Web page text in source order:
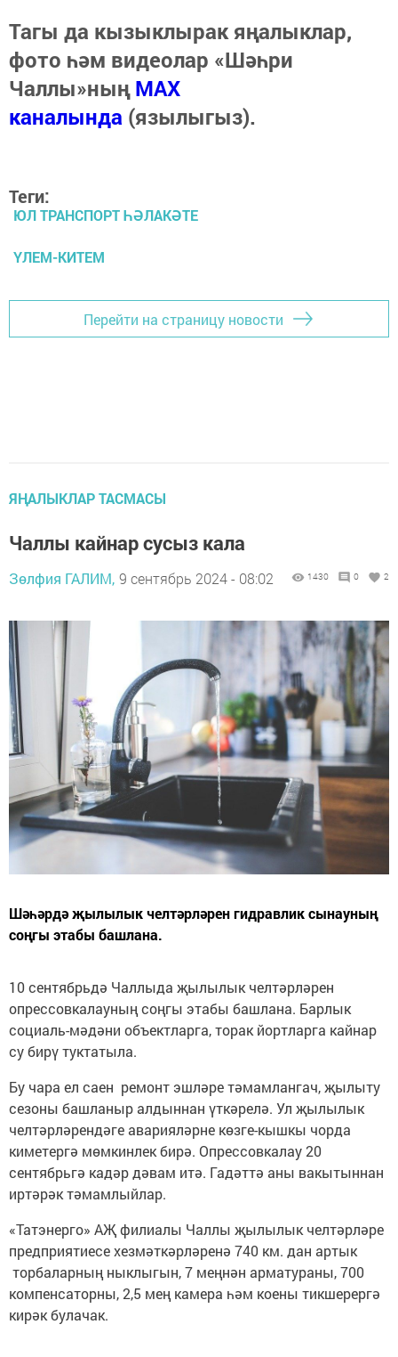
Тагы да кызыклырак яңалыклар,
фото һәм видеолар «Шәһри
Чаллы»ныңMAX
каналында (язылыгыз).
Теги:
ЮЛ ТРАНСПОРТ ҺӘЛАКӘТЕ
ҮЛЕМ-КИТЕМ
Перейти на страницу новости
ЯҢАЛЫКЛАР ТАСМАСЫ
Чаллы кайнар сусыз кала
Зөлфия ГАЛИМ, 9 сентябрь 2024 - 08:02 1430 0 2
Шәһәрдә җылылык челтәрләрен гидравлик сынауның
соңгы этабы башлана.
10 сентябрьдә Чаллыда җылылык челтәрләрен
опрессовкалауның соңгы этабы башлана. Барлык
социаль-мәдәни объектларга, торак йортларга кайнар
су бирү туктатыла.
Бу чара ел саен ремонт эшләре тәмамлангач, җылыту
сезоны башланыр алдыннан үткәрелә. Ул җылылык
челтәрләрендәге аварияләрне көзге-кышкы чорда
киметергә мөмкинлек бирә. Опрессовкалау 20
сентябрьгә кадәр дәвам итә. Гадәттә аны вакытыннан
иртәрәк тәмамлыйлар.
«Татэнерго» АҖ филиалы Чаллы җылылык челтәрләре
предприятиесе хезмәткәрләренә 740 км. дан артык
торбаларның ныклыгын, 7 меңнән арматураны, 700
компенсаторны, 2,5 мең камера һәм коены тикшерергә
кирәк булачак.